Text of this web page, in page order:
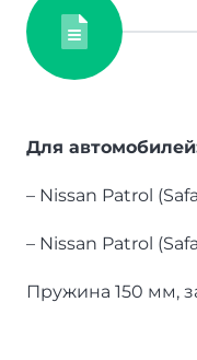
Для
– Nissan Patrol
– Nissan Patrol
Пружина 150 мм,